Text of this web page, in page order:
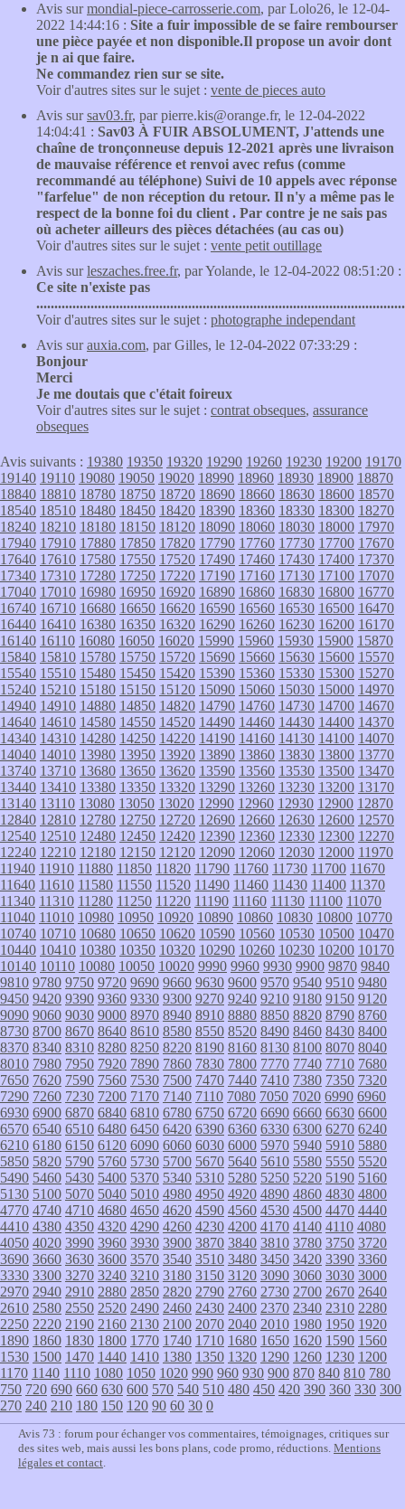
Avis surmondial-piece-carrosserie.com, par Lolo26, le 12-04-
2022 14:44:16 : Site a fuir impossible de se faire rembourser
une pièce payée et non disponible.Il propose un avoir dont
je n ai que faire.
Ne commandez rien sur se site.
Voir d'autres sites sur le sujet : vente de pieces auto
Avis sursav03.fr, par pierre.kis@orange.fr, le 12-04-2022
14:04:41 : Sav03 À FUIR ABSOLUMENT, J'attends une
chaîne de tronçonneuse depuis 12-2021 après une livraison
de mauvaise référence et renvoi avec refus (comme
recommandé au téléphone) Suivi de 10 appels avec réponse
"farfelue" de non réception du retour. Il n'y a même pas le
respect de la bonne foi du client . Par contre je ne sais pas
où acheter ailleurs des pièces détachées (au cas ou)
Voir d'autres sites sur le sujet : vente petit outillage
Avis surleszaches.free.fr, par Yolande, le 12-04-2022 08:51:20 :
Ce site n'existe pas
Voir d'autres sites sur le sujet : photographe independant
Avis surauxia.com, par Gilles, le 12-04-2022 07:33:29 :
Bonjour
Merci
Je me doutais que c'était foireux
Voir d'autres sites sur le sujet : contrat obseques, assurance
obseques
Avis suivants : 19380 19350 19320 19290 19260 19230 19200 19170
19140 19110 19080 19050 19020 18990 18960 18930 18900 18870
18840 18810 18780 18750 18720 18690 18660 18630 18600 18570
18540 18510 18480 18450 18420 18390 18360 18330 18300 18270
18240 18210 18180 18150 18120 18090 18060 18030 18000 17970
17940 17910 17880 17850 17820 17790 17760 17730 17700 17670
17640 17610 17580 17550 17520 17490 17460 17430 17400 17370
17340 17310 17280 17250 17220 17190 17160 17130 17100 17070
17040 17010 16980 16950 16920 16890 16860 16830 16800 16770
16740 16710 16680 16650 16620 16590 16560 16530 16500 16470
16440 16410 16380 16350 16320 16290 16260 16230 16200 16170
16140 16110 16080 16050 16020 15990 15960 15930 15900 15870
15840 15810 15780 15750 15720 15690 15660 15630 15600 15570
15540 15510 15480 15450 15420 15390 15360 15330 15300 15270
15240 15210 15180 15150 15120 15090 15060 15030 15000 14970
14940 14910 14880 14850 14820 14790 14760 14730 14700 14670
14640 14610 14580 14550 14520 14490 14460 14430 14400 14370
14340 14310 14280 14250 14220 14190 14160 14130 14100 14070
14040 14010 13980 13950 13920 13890 13860 13830 13800 13770
13740 13710 13680 13650 13620 13590 13560 13530 13500 13470
13440 13410 13380 13350 13320 13290 13260 13230 13200 13170
13140 13110 13080 13050 13020 12990 12960 12930 12900 12870
12840 12810 12780 12750 12720 12690 12660 12630 12600 12570
12540 12510 12480 12450 12420 12390 12360 12330 12300 12270
12240 12210 12180 12150 12120 12090 12060 12030 12000 11970
11940 11910 11880 11850 11820 11790 11760 11730 11700 11670
11640 11610 11580 11550 11520 11490 11460 11430 11400 11370
11340 11310 11280 11250 11220 11190 11160 11130 11100 11070
11040 11010 10980 10950 10920 10890 10860 10830 10800 10770
10740 10710 10680 10650 10620 10590 10560 10530 10500 10470
10440 10410 10380 10350 10320 10290 10260 10230 10200 10170
10140 10110 10080 10050 10020 9990 9960 9930 9900 9870 9840
9810 9780 9750 9720 9690 9660 9630 9600 9570 9540 9510 9480
9450 9420 9390 9360 9330 9300 9270 9240 9210 9180 9150 9120
9090 9060 9030 9000 8970 8940 8910 8880 8850 8820 8790 8760
8730 8700 8670 8640 8610 8580 8550 8520 8490 8460 8430 8400
8370 8340 8310 8280 8250 8220 8190 8160 8130 8100 8070 8040
8010 7980 7950 7920 7890 7860 7830 7800 7770 7740 7710 7680
7650 7620 7590 7560 7530 7500 7470 7440 7410 7380 7350 7320
7290 7260 7230 7200 7170 7140 7110 7080 7050 7020 6990 6960
6930 6900 6870 6840 6810 6780 6750 6720 6690 6660 6630 6600
6570 6540 6510 6480 6450 6420 6390 6360 6330 6300 6270 6240
6210 6180 6150 6120 6090 6060 6030 6000 5970 5940 5910 5880
5850 5820 5790 5760 5730 5700 5670 5640 5610 5580 5550 5520
5490 5460 5430 5400 5370 5340 5310 5280 5250 5220 5190 5160
5130 5100 5070 5040 5010 4980 4950 4920 4890 4860 4830 4800
4770 4740 4710 4680 4650 4620 4590 4560 4530 4500 4470 4440
4410 4380 4350 4320 4290 4260 4230 4200 4170 4140 4110 4080
4050 4020 3990 3960 3930 3900 3870 3840 3810 3780 3750 3720
3690 3660 3630 3600 3570 3540 3510 3480 3450 3420 3390 3360
3330 3300 3270 3240 3210 3180 3150 3120 3090 3060 3030 3000
2970 2940 2910 2880 2850 2820 2790 2760 2730 2700 2670 2640
2610 2580 2550 2520 2490 2460 2430 2400 2370 2340 2310 2280
2250 2220 2190 2160 2130 2100 2070 2040 2010 1980 1950 1920
1890 1860 1830 1800 1770 1740 1710 1680 1650 1620 1590 1560
1530 1500 1470 1440 1410 1380 1350 1320 1290 1260 1230 1200
1170 1140 1110 1080 1050 1020 990 960 930 900 870 840 810 780
750 720 690 660 630 600 570 540 510 480 450 420 390 360 330 300
270 240 210 180 150 120 90 60 30 0
Avis 73 : forum pour échanger vos commentaires, témoignages, critiques sur
des sites web, mais aussi les bons plans, code promo, réductions. Mentions
légales et contact.